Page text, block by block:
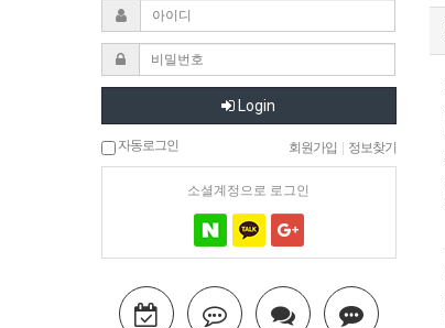
Login
자동로그인 회원가입 정보찾기
소셜계정으로 로그인